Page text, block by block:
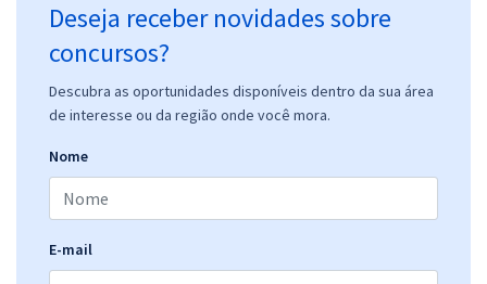
Deseja receber novidades sobre
concursos?
Descubra as oportunidades disponíveis dentro da sua área
de interesse ou da região onde você mora.
Nome
E-mail